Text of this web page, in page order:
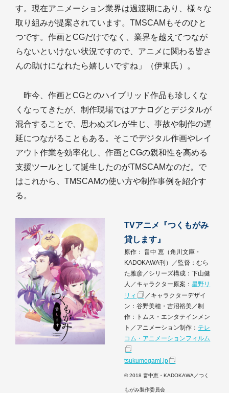
す。現在アニメーション業界は過渡期にあり、様々な
取り組みが提案されています。TMSCAMもそのひと
つです。作画とCGだけでなく、業界を越えてつなが
らないといけない状況ですので、アニメに関わる皆さ
んの助けになれたら嬉しいですね」（伊東氏）。
昨今、作画とCGとのハイブリッド作品も珍しくな
くなってきたが、制作現場ではアナログとデジタルが
混合することで、思わぬズレが生じ、事故や制作の遅
延につながることもある。そこでデジタル作画やレイ
アウト作業を効率化し、作画とCGの親和性を高める
支援ツールとして誕生したのがTMSCAMなのだ。で
はこれから、TMSCAMの使い方や制作事例を紹介す
る。
TVアニメ『つくもがみ
貸します』
原作： 畠中 恵（角川文庫・
KADOKAWA刊）／監督：むら
た雅彦／シリーズ構成：下山健
人／キャラクター原案：星野リ
リィ
／キャラクターデザイ
ン：谷野美穂・吉沼裕美／制
作：トムス・エンタテインメン
ト／アニメーション制作： テレ
コム・アニメーションフィルム
tsukumogami.jp
© 2018 畠中恵・KADOKAWA／つく
もがみ製作委員会